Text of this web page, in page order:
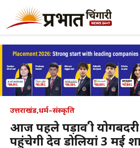
content
उत्तराखंड,धर्म–संस्कृति
आज पहले पड़ाव श्री
पहुंचेगी देव डोलियां 3 मई